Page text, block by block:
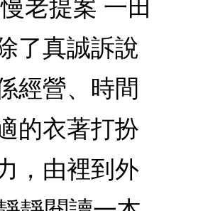
老提案 一田
了真誠訴說
經營、時間
的衣著打扮
，由裡到外